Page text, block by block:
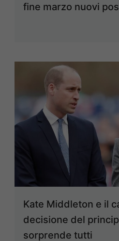
fine marzo nuovi
Kate Middleton e il
decisione del
sorprende tutti